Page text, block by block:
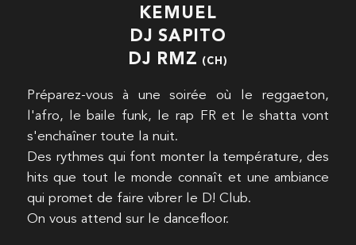
KEMUEL
DJ SAPITO
DJ RMZ
(CH)
Préparez-vous à une soirée où le reggaeton,
l'afro, le baile funk, le rap FR et le shatta vont
s'enchaîner toute la nuit.
Des rythmes qui font monter la température, des
hits que tout le monde connaît et une ambiance
qui promet de faire vibrer le D! Club.
On vous attend sur le dancefloor.